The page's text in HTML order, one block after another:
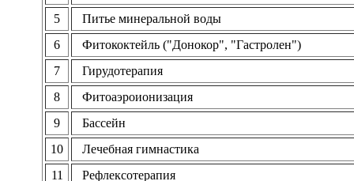
5
Питье минеральной воды
6
Фитококтейль ("Донокор", "Гастролен")
7
Гирудотерапия
8
Фитоаэроионизация
9
Бассейн
10
Лечебная гимнастика
11
Рефлексотерапия